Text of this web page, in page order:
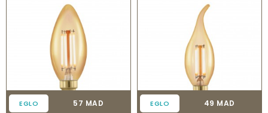
EGLO Prix
57 MAD EGLO Prix
49 MAD